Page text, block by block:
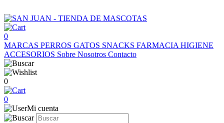
0
MARCAS PERROS GATOS SNACKS FARMACIA HIGIENE
ACCESORIOS Sobre Nosotros Contacto
0
0
Mi cuenta